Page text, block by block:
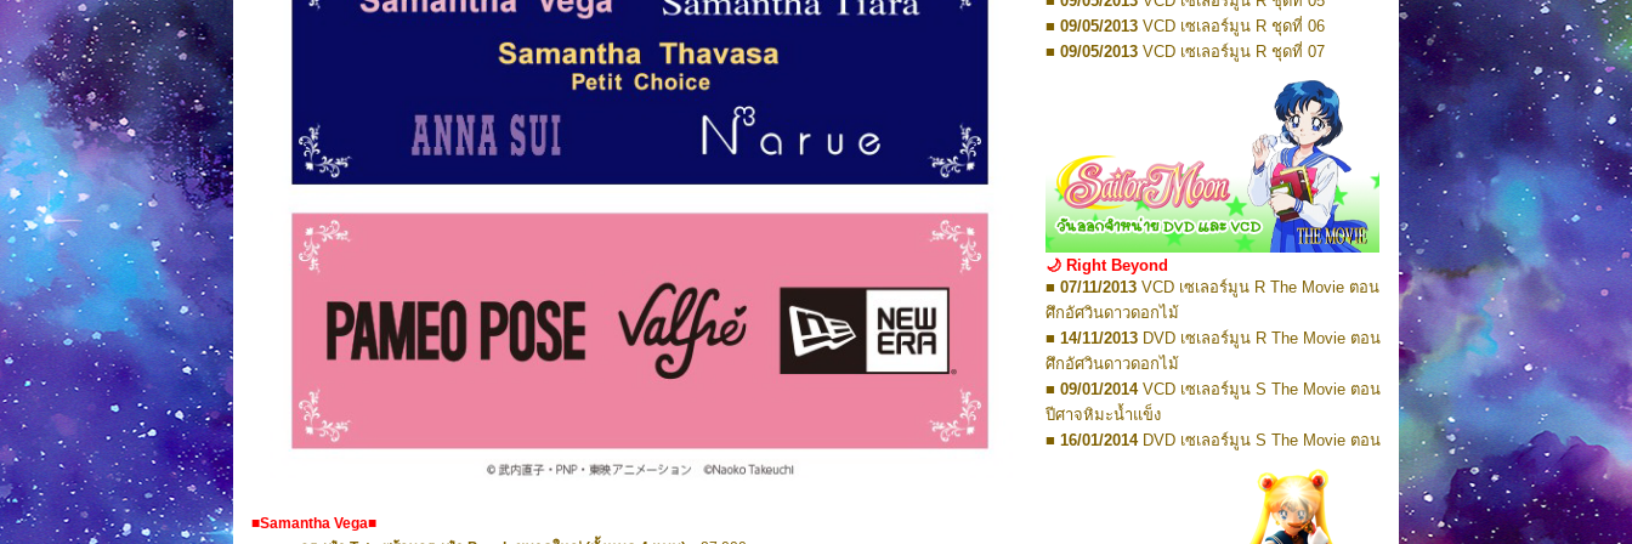
■Samantha Vega■
■ 16/02/2012 VCD เซเลอร์มูน ชุดที่ 20
■ 08/03/2012 VCD เซเลอร์มูน ชุดที่ 21
VCD เซเลอร์มูน ชุดที่ 22
VCD เซเลอร์มูน ชุดที่ 23
DVD เซเลอร์มูน ชุดที่ 01
DVD เซเลอร์มูน ชุดที่ 02
■ 25/01/2012 DVD เซเลอร์มูน ชุดที่ 03
■ 31/01/2012DVD เซเลอร์มูน ชุดที่ 04
■ 08/02/2012DVD เซเลอร์มูน ชุดที่ 05
■ 16/02/2012DVD เซเลอร์มูน ชุดที่ 06
■ 23/02/2012DVD เซเลอร์มูน ชุดที่ 07
■ 01/03/2012 DVD เซเลอร์มูน ชุดที่ 08
■ 08/03/2012DVD เซเลอร์มูน ชุดที่ 09
■ 29/03/2012 DVD เซเลอร์มูน ชุดที่ 10
■ 29/03/2012DVD เซเลอร์มูน ชุดที่ 11
■ 19/07/2013 DVD เซเลอร์มูน รวม 1-11
■ 09/05/2013 VCD เซเลอร์มูน R ชุดที่ 06
■ 09/05/2013 VCD เซเลอร์มูน R ชุดที่ 07
VCD เซเลอร์มูน R ชุดที่ 08
VCD เซเลอร์มูน R ชุดที่ 09
VCD เซเลอร์มูน R ชุดที่ 10
■ 16/05/2013
VCD เซเลอร์มูน R ชุดที่ 11
■ 16/05/2013VCD เซเลอร์มูน R ชุดที่ 12
■ 23/05/2013VCD เซเลอร์มูน R ชุดที่ 13
■ 23/05/2013VCD เซเลอร์มูน R ชุดที่ 14
■ 30/05/2013VCD เซเลอร์มูน R ชุดที่ 15
■ 30/05/2013 VCD เซเลอร์มูน R ชุดที่ 16
■ 06/06/2013VCD เซเลอร์มูน R ชุดที่ 17
■ 06/06/2013 VCD เซเลอร์มูน R ชุดที่ 18
■ 14/06/2013VCD เซเลอร์มูน R ชุดที่ 19
■ 14/06/2013 VCD เซเลอร์มูน R ชุดที่ 20
■ 20/06/2013VCD เซเลอร์มูน R ชุดที่ 21
■ 20/06/2013 VCD เซเลอร์มูน R ชุดที่ 22
DVD เซเลอร์มูน R ชุดที่ 02
DVD เซเลอร์มูน R ชุดที่ 03
DVD เซเลอร์มูน R ชุดที่ 04
🌙 Right Beyond
■ 07/11/2013 VCD เซเลอร์มูน R The Movie ตอน
ศึกอัศวินดาวดอกไม้
■ 14/11/2013 DVD เซเลอร์มูน R The Movie ตอน
ศึกอัศวินดาวดอกไม้
■ 09/01/2014VCD เซเลอร์มูน S The Movie ตอน
ปีศาจหิมะน้ำแข็ง
■ 16/01/2014DVD เซเลอร์มูน S The Movie ตอน
VCD เซเลอร์มูน SuperS The
Movie ตอน รวมพลังเหล่าอัศวินเซเลอร์ทั้ง 9